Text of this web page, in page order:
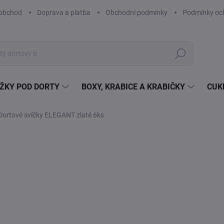
Doprava a platba Obchodní podmínky Podmínky
Hledat
POD DORTY BOXY, KRABICE A KRABIČKY
svíčky ELEGANT zlaté 6ks